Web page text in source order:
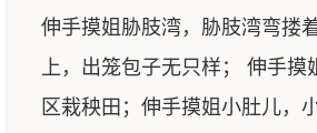
伸手摸姐胁肢湾，胁肢湾弯搂
上，出笼包子无只样； 伸手摸
区栽秧田；伸手摸姐小肚儿，